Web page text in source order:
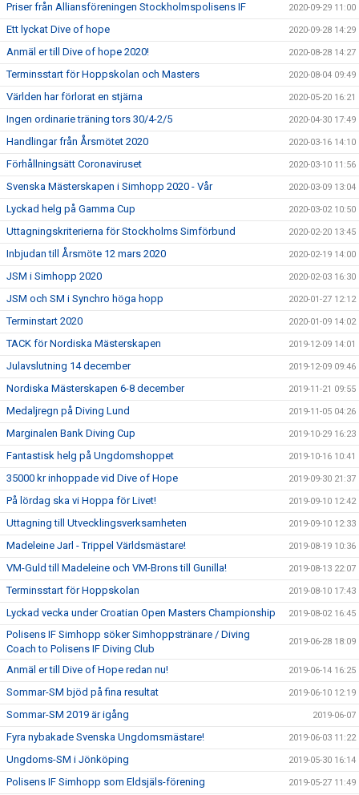
Priser från Alliansföreningen Stockholmspolisens IF 2020-09-29 11:00
Ett lyckat Dive of hope 2020-09-28 14:29
Anmäl er till Dive of hope 2020! 2020-08-28 14:27
Terminsstart för Hoppskolan och Masters 2020-08-04 09:49
Världen har förlorat en stjärna 2020-05-20 16:21
Ingen ordinarie träning tors 30/4-2/5 2020-04-30 17:49
Handlingar från Årsmötet 2020 2020-03-16 14:10
Förhållningsätt Coronaviruset 2020-03-10 11:56
Svenska Mästerskapen i Simhopp 2020 - Vår 2020-03-09 13:04
Lyckad helg på Gamma Cup 2020-03-02 10:50
Uttagningskriterierna för Stockholms Simförbund 2020-02-20 13:45
Inbjudan till Årsmöte 12 mars 2020 2020-02-19 14:00
JSM i Simhopp 2020 2020-02-03 16:30
JSM och SM i Synchro höga hopp 2020-01-27 12:12
Terminstart 2020 2020-01-09 14:02
TACK för Nordiska Mästerskapen 2019-12-09 14:01
Julavslutning 14 december 2019-12-09 09:46
Nordiska Mästerskapen 6-8 december 2019-11-21 09:55
Medaljregn på Diving Lund 2019-11-05 04:26
Marginalen Bank Diving Cup 2019-10-29 16:23
Fantastisk helg på Ungdomshoppet 2019-10-16 10:41
35000 kr inhoppade vid Dive of Hope 2019-09-30 21:37
På lördag ska vi Hoppa för Livet! 2019-09-10 12:42
Uttagning till Utvecklingsverksamheten 2019-09-10 12:33
Madeleine Jarl - Trippel Världsmästare! 2019-08-19 10:36
VM-Guld till Madeleine och VM-Brons till Gunilla! 2019-08-13 22:07
Terminsstart för Hoppskolan 2019-08-10 17:43
Lyckad vecka under Croatian Open Masters Championship 2019-08-02 16:45
Polisens IF Simhopp söker Simhoppstränare / Diving
Coach to Polisens IF Diving Club
2019-06-28 18:09
Anmäl er till Dive of Hope redan nu! 2019-06-14 16:25
Sommar-SM bjöd på fina resultat 2019-06-10 12:19
Sommar-SM 2019 är igång 2019-06-07
Fyra nybakade Svenska Ungdomsmästare! 2019-06-03 11:22
Ungdoms-SM i Jönköping 2019-05-30 16:14
Polisens IF Simhopp som Eldsjäls-förening 2019-05-27 11:49